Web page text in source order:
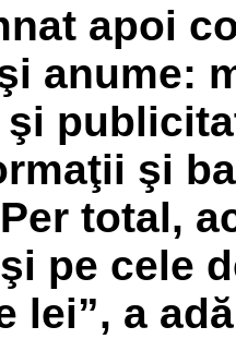
apoi
anume:
şi
total,
pe cele
lei”, a